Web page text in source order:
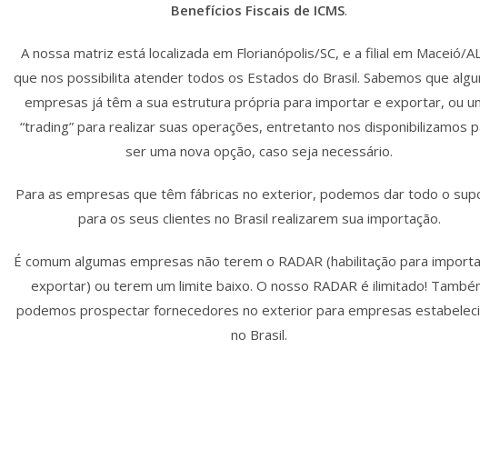
Benefícios Fiscais de ICMS.
A nossa matriz está localizada em Florianópolis/SC, e a filial em Maceió/
que nos possibilita atender todos os Estados do Brasil. Sabemos que
empresas já têm a sua estrutura própria para importar e exportar, ou
“trading” para realizar suas operações, entretanto nos disponibilizamos
ser uma nova opção, caso seja necessário.
Para as empresas que têm fábricas no exterior, podemos dar todo o
para os seus clientes no Brasil realizarem sua importação.
É comum algumas empresas não terem o RADAR (habilitação para
exportar) ou terem um limite baixo. O nosso RADAR é ilimitado!
podemos prospectar fornecedores no exterior para empresas
no Brasil.